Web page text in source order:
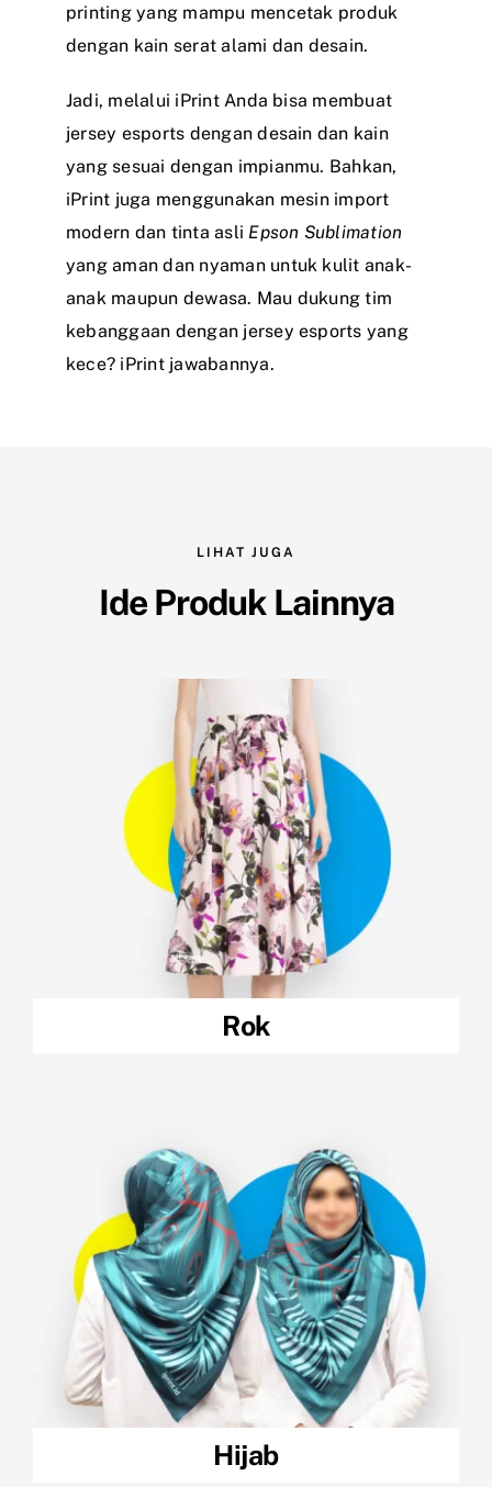
printing yang mampu mencetak produk
dengan kain serat alami dan desain.
Jadi, melalui iPrint Anda bisa membuat
jersey esports dengan desain dan kain
yang sesuai dengan impianmu. Bahkan,
iPrint juga menggunakan mesin import
modern dan tinta asli Epson Sublimation
yang aman dan nyaman untuk kulit anak-
anak maupun dewasa. Mau dukung tim
kebanggaan dengan jersey esports yang
kece? iPrint jawabannya.
LIHAT JUGA
Ide Produk Lainnya
Rok
Hijab